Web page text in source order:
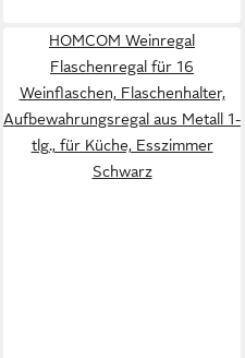
HOMCOM Weinregal
Flaschenregal für 16
Weinflaschen, Flaschenhalter,
Aufbewahrungsregal aus Metall 1-
tlg., für Küche, Esszimmer
Schwarz